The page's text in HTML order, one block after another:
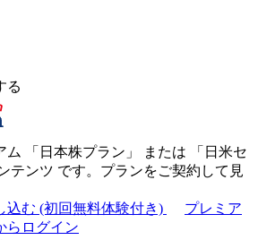
る
「 日本株プラン 」 または 「 日米セ
テンツ です。プランをご契約して見
込む (初回無料体験付き)
プレミア
らログイン